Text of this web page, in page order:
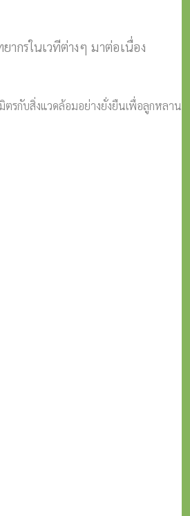
ตรกับสิ่งแวดล้อมอย่างยั่งยืนเพื่อลูกหลาน
กรในเวทีต่างๆ มาต่อเนื่อง